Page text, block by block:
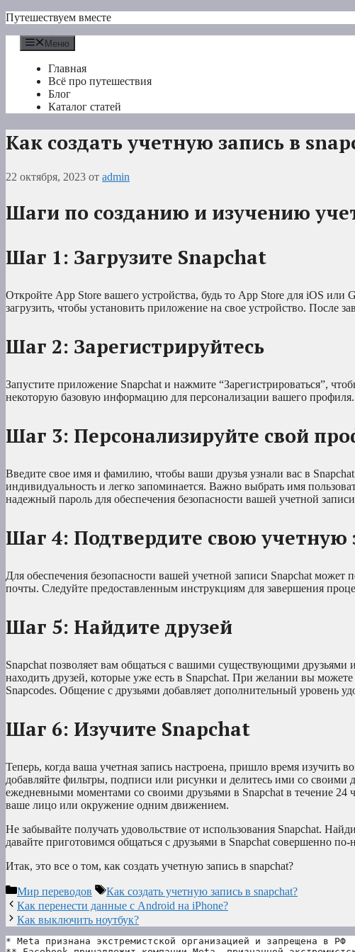
Перейти
содержимому
Путешествуем вместе
Меню
Главная
Всё про путешествия
Блог
Каталог статей
Как создать учетную запись в
22 октября, 2023 от admin
Шаги по созданию и изучению
Шаг 1: Загрузите Snapchat
Откройте App Store вашего устройства, будь то App Store для iOS
загрузить, чтобы установить приложение на свое устройство. После
Шаг 2: Зарегистрируйтесь
Запустите приложение Snapchat и нажмите “Зарегистрироваться”,
некоторую базовую информацию для персонализации вашего профиля.
Шаг 3: Персонализируйте свой
Введите свое имя и фамилию, чтобы ваши друзья узнали вас в
индивидуальность и легко запоминается. Важно выбрать имя
надежный пароль для обеспечения безопасности вашей учетной
Шаг 4: Подтвердите свою учетную
Для обеспечения безопасности вашей учетной записи Snapchat может
почты. Следуйте предоставленным инструкциям для завершения
Шаг 5: Найдите друзей
Snapchat позволяет вам общаться с вашими существующими
находить друзей, которые уже есть в Snapchat. При желании вы
Snapcodes. Общение с друзьями добавляет дополнительный уровень
Шаг 6: Изучите Snapchat
Теперь, когда ваша учетная запись настроена, пришло время
добавляйте фильтры, подписи или рисунки и делитесь ими со своими
ежедневными моментами со своими друзьями в Snapchat в течение 24
ваше лицо или окружение одним движением.
Не забывайте получать удовольствие от использования Snapchat.
давайте приготовимся общаться с друзьями в Snapchat совершенно
Итак, это все о том, как создать учетную запись в snapchat?
Рубрики
Мир переводов Метки
Как создать учетную запись в snapchat?
Как перенести данные с Android на iPhone?
Как выключить ноутбук?
* Meta признана экстремистской организацией и запрещена в РФ